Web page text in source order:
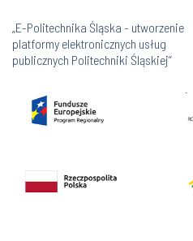
„E-Politechnika Śląska - utworzenie
platformy elektronicznych usług
publicznych Politechniki Śląskiej”